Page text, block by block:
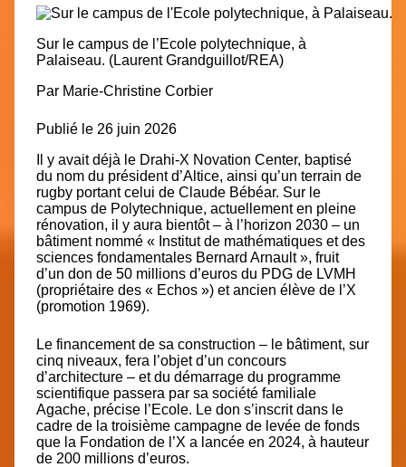
Sur le campus de l’Ecole polytechnique, à
Palaiseau. (Laurent Grandguillot/REA)
Par Marie-Christine Corbier
Publié le 26 juin 2026
Il y avait déjà le Drahi-X Novation Center, baptisé
du nom du président d’Altice, ainsi qu’un terrain de
rugby portant celui de Claude Bébéar. Sur le
campus de Polytechnique, actuellement en pleine
rénovation, il y aura bientôt – à l’horizon 2030 – un
bâtiment nommé « Institut de mathématiques et des
sciences fondamentales Bernard Arnault », fruit
d’un don de 50 millions d’euros du PDG de LVMH
(propriétaire des « Echos ») et ancien élève de l’X
(promotion 1969).
Le financement de sa construction – le bâtiment, sur
cinq niveaux, fera l’objet d’un concours
d’architecture – et du démarrage du programme
scientifique passera par sa société familiale
Agache, précise l’Ecole. Le don s’inscrit dans le
cadre de la troisième campagne de levée de fonds
que la Fondation de l’X a lancée en 2024, à hauteur
de 200 millions d’euros.